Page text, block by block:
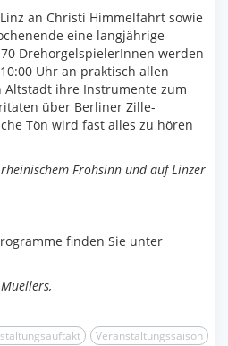
an Christi Himmelfahrt sowie
eine langjährige
DrehorgelspielerInnen werden
Uhr an praktisch allen
Altstadt ihre Instrumente zum
über Berliner Zille-
Tön wird fast alles zu hören
Frohsinn und auf Linzer
finden Sie unter
Veranstaltungssaison